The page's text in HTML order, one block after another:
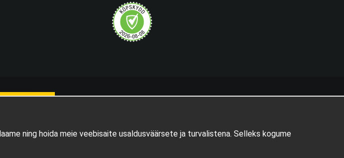
ning hoida meie veebisaite usaldusväärsete ja turvalistena. Selleks kogume